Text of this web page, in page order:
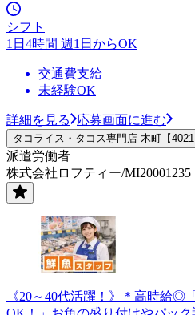
シフト
1日4時間 週1日からOK
交通費支給
未経験OK
詳細を見る 応募画面に進む
タコライス・タコス専門店 木町【
派遣労働者
株式会社ロフティー/MI20001235
《20～40代活躍！》＊高時給◎